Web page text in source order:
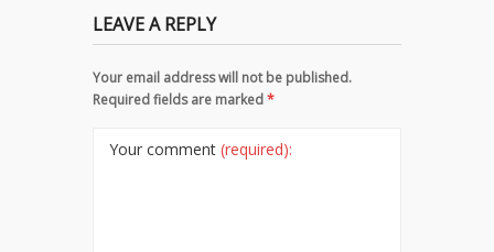
LEAVE A REPLY
Your email address will not be published.
Required fields are marked*
Your comment (required):